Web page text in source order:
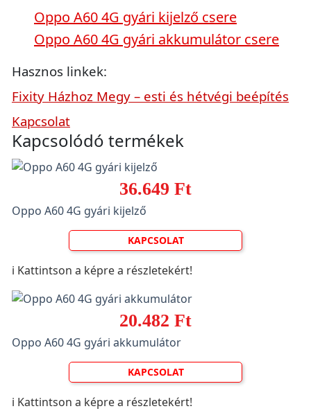
Oppo A60 4G gyári kijelző csere
Oppo A60 4G gyári akkumulátor csere
Hasznos linkek:
Fixity Házhoz Megy – esti és hétvégi beépítés
Kapcsolat
Kapcsolódó termékek
36.649 Ft
Oppo A60 4G gyári kijelző
KAPCSOLAT
ℹ️ Kattintson a képre a részletekért!
20.482 Ft
Oppo A60 4G gyári akkumulátor
KAPCSOLAT
ℹ️ Kattintson a képre a részletekért!